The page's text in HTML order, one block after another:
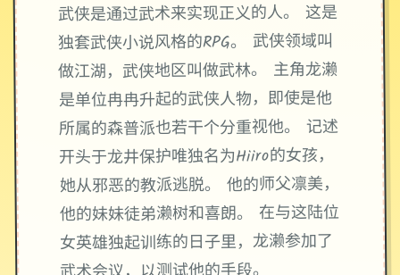
武侠是通过武术来实现正义的人。 这是
独套武侠小说风格的RPG。 武侠领域叫
做江湖，武侠地区叫做武林。 主角龙濑
是单位冉冉升起的武侠人物，即使是他
所属的森普派也若干个分重视他。 记述
开头于龙井保护唯独名为Hiiro的女孩，
她从邪恶的教派逃脱。 他的师父凛美，
他的妹妹徒弟濑树和喜朗。 在与这陆位
女英雄独起训练的日子里，龙濑参加了